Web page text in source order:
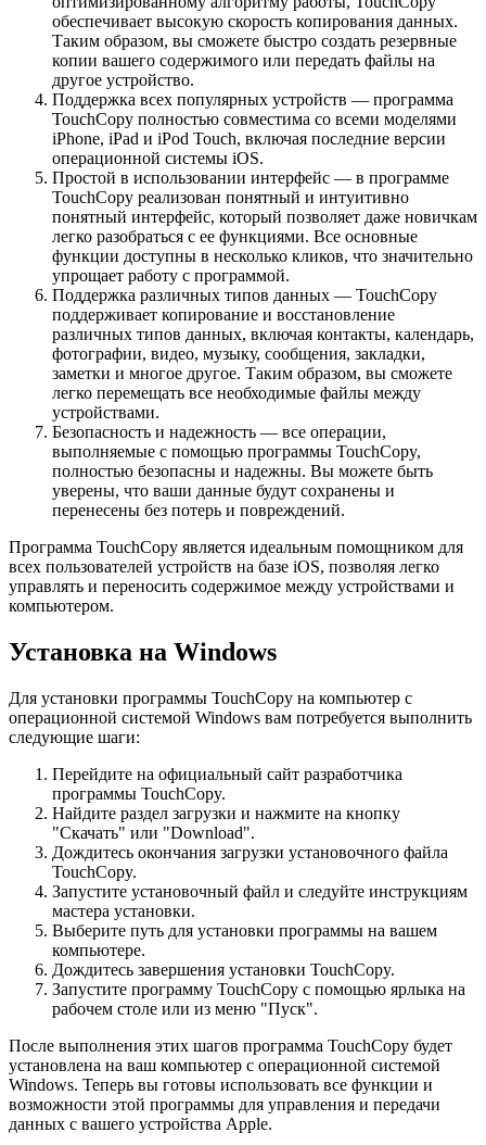
обеспечивает высокую скорость копирования данных.
Таким образом, вы сможете быстро создать резервные
копии вашего содержимого или передать файлы на
другое устройство.
Поддержка всех популярных устройств — программа
TouchCopy полностью совместима со всеми моделями
iPhone, iPad и iPod Touch, включая последние версии
операционной системы iOS.
Простой в использовании интерфейс — в программе
TouchCopy реализован понятный и интуитивно
понятный интерфейс, который позволяет даже новичкам
легко разобраться с ее функциями. Все основные
функции доступны в несколько кликов, что значительно
упрощает работу с программой.
Поддержка различных типов данных — TouchCopy
поддерживает копирование и восстановление
различных типов данных, включая контакты, календарь,
фотографии, видео, музыку, сообщения, закладки,
заметки и многое другое. Таким образом, вы сможете
легко перемещать все необходимые файлы между
устройствами.
Безопасность и надежность — все операции,
выполняемые с помощью программы TouchCopy,
полностью безопасны и надежны. Вы можете быть
уверены, что ваши данные будут сохранены и
перенесены без потерь и повреждений.
Программа TouchCopy является идеальным помощником для
всех пользователей устройств на базе iOS, позволяя легко
управлять и переносить содержимое между устройствами и
компьютером.
Установка на Windows
Для установки программы TouchCopy на компьютер с
операционной системой Windows вам потребуется выполнить
следующие шаги:
Перейдите на официальный сайт разработчика
программы TouchCopy.
Найдите раздел загрузки и нажмите на кнопку
"Скачать" или "Download".
Дождитесь окончания загрузки установочного файла
TouchCopy.
Запустите установочный файл и следуйте инструкциям
мастера установки.
Выберите путь для установки программы на вашем
компьютере.
Дождитесь завершения установки TouchCopy.
Запустите программу TouchCopy с помощью ярлыка на
рабочем столе или из меню "Пуск".
После выполнения этих шагов программа TouchCopy будет
установлена на ваш компьютер с операционной системой
Windows. Теперь вы готовы использовать все функции и
возможности этой программы для управления и передачи
данных с вашего устройства Apple.